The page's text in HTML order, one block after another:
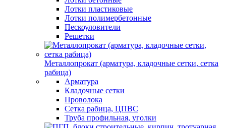
Лотки пластиковые
Лотки полимербетонные
Пескоуловители
Решетки
Металлопрокат (арматура, кладочные сетки, сетка
рабица)
Арматура
Кладочные сетки
Проволока
Сетка рабица, ЦПВС
Труба профильная, уголки